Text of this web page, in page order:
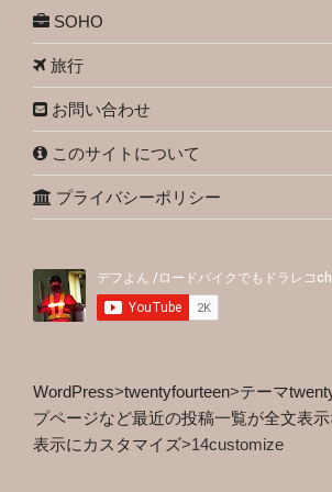
SOHO
旅行
お問い合わせ
このサイトについて
プライバシーポリシー
WordPress>twentyfourteen>テーマ
プページなど最近の投稿一覧が全文表
表示にカスタマイズ>14customize